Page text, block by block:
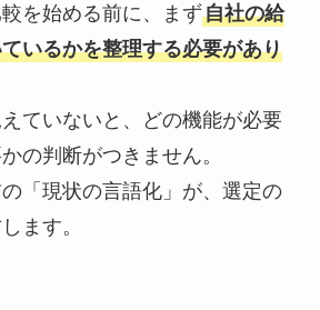
を始める前に、まず自社の給
いるかを整理する必要があり
ていないと、どの機能が必要
の判断がつきません。
「現状の言語化」が、選定の
ます。